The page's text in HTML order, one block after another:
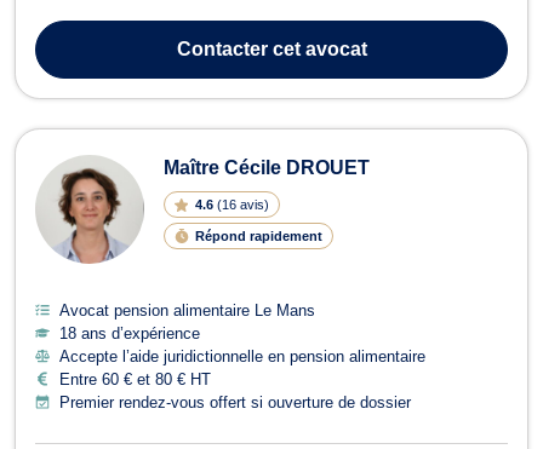
du dommage corporel, droit de la construction, droit administratif,
droit co...
Contactercet avocat
Maître Cécile DROUET
4.6 (16 avis)
Répond rapidement
Avocat pension alimentaire Le Mans
18 ans d’expérience
Accepte l’aide juridictionnelle en pension alimentaire
Entre 60 € et 80 € HT
Premier rendez-vous offert si ouverture de dossier